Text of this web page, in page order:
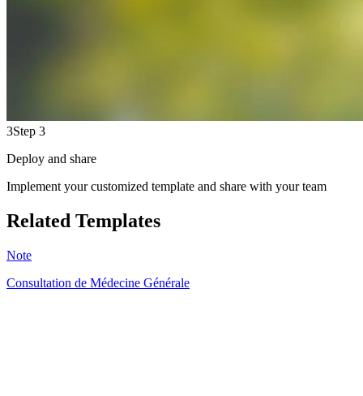
3Step 3
Deploy and share
Implement your customized template and share with your team
Related Templates
Note
Consultation de Médecine Générale